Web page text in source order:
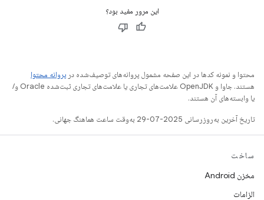
این مرور مفید بود؟
محتوا و نمونه کدها در این صفحه مشمول پروانه‌های توصیف‌شده در پروانه محتوا
هستند. جاوا و OpenJDK علامت‌های تجاری یا علامت‌های تجاری ثبت‌شده Oracle و/
یا وابسته‌های آن هستند.
تاریخ آخرین به‌روزرسانی 2025-07-29 به‌وقت ساعت هماهنگ جهانی.
ساخت
مخزن Android
الزامات